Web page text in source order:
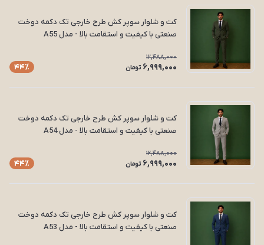
کت و شلوار سوپر کش طرح خارجی تک دکمه دوخت
صنعتی با کیفیت و استقامت بالا - مدل A55
12,488,000
6,999,000 تومان 44٪
کت و شلوار سوپر کش طرح خارجی تک دکمه دوخت
صنعتی با کیفیت و استقامت بالا - مدل A54
12,488,000
6,999,000 تومان 44٪
کت و شلوار سوپر کش طرح خارجی تک دکمه دوخت
صنعتی با کیفیت و استقامت بالا - مدل A53